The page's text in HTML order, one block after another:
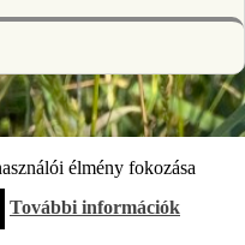
élmény fokozása
További információk